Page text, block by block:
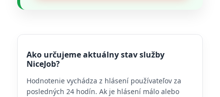
Ako určujeme aktuálny stav služby
NiceJob?
Hodnotenie vychádza z hlásení používateľov za
posledných 24 hodín. Ak je hlásení málo alebo